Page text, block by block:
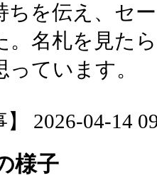
ちを伝え、セ
。名札を見た
っています。
】 2026-04-14
様子